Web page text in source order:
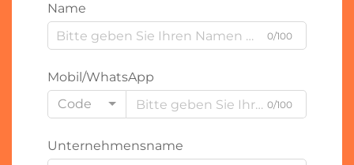
Name
0/100
Mobil/WhatsApp
Code
0/100
Unternehmensname